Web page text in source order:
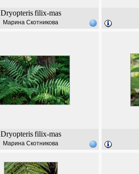
Dryopteris filix-mas
Марина Скотникова
Dryopteris filix-mas
Марина Скотникова